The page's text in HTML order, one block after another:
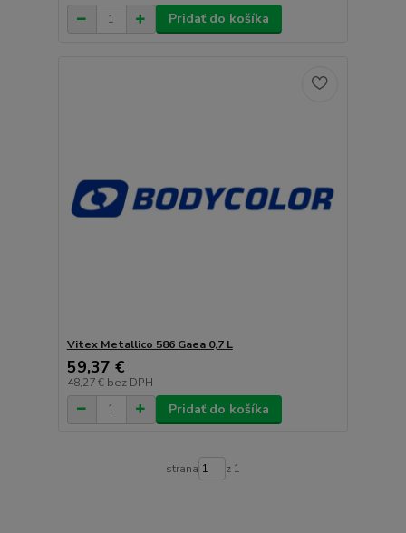
Pridať do košíka
Vitex Metallico 586 Gaea 0,7 L
59,37 €
48,27 € bez DPH
Pridať do košíka
strana z 1